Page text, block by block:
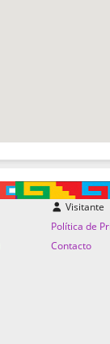
Visitante
Política de
Contacto